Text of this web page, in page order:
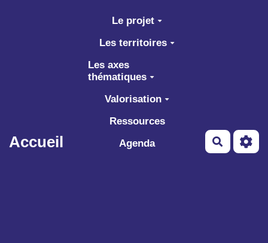
Aller au contenu principal
Accueil
Le projet
Les territoires
Les axes
thématiques
Valorisation
Ressources
Agenda